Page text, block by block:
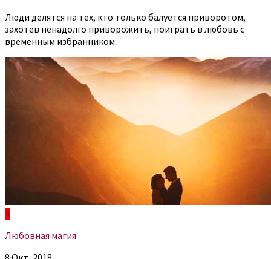
Люди делятся на тех, кто только балуется приворотом,
захотев ненадолго приворожить, поиграть в любовь с
временным избранником.
4
Любовная магия